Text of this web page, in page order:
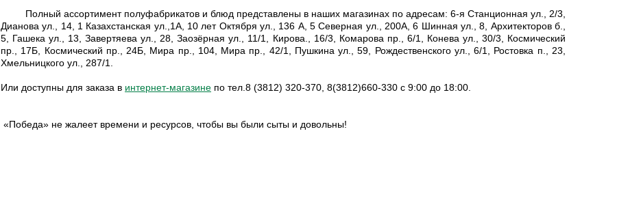
Полный ассортимент полуфабрикатов и блюд представлены в наших магазинах по адресам: 6-я Станционная ул., 2/3,
Дианова ул., 14, 1 Казахстанская ул.,1A, 10 лет Октября ул., 136 А, 5 Северная ул., 200А, 6 Шинная ул., 8, Архитекторов б.,
5, Гашека ул., 13, Завертяева ул., 28, Заозёрная ул., 11/1, Кирова., 16/3, Комарова пр., 6/1, Конева ул., 30/3, Космический
пр., 17Б, Космический пр., 24Б, Мира пр., 104, Мира пр., 42/1, Пушкина ул., 59, Рождественского ул., 6/1, Ростовка п., 23,
Хмельницкого ул., 287/1.
Или доступны для заказа в интернет-магазине по тел.8 (3812) 320-370, 8(3812)660-330 с 9:00 до 18:00.
«Победа» не жалеет времени и ресурсов, чтобы вы были сыты и довольны!